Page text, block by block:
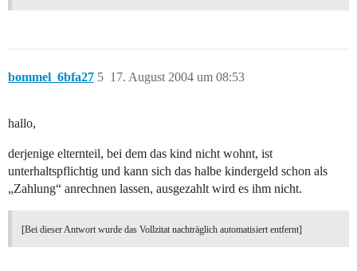
bommel_6bfa27 17. August 2004 um 08:53
5
hallo,
derjenige elternteil, bei dem das kind nicht wohnt, ist
unterhaltspflichtig und kann sich das halbe kindergeld schon als
„Zahlung“ anrechnen lassen, ausgezahlt wird es ihm nicht.
[Bei dieser Antwort wurde das Vollzitat nachträglich automatisiert entfernt]